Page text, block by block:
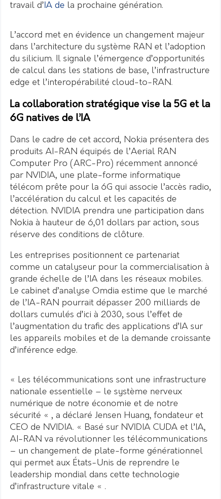
travail d’ IA de la prochaine génération.
L’accord met en évidence un changement majeur
dans l’architecture du système RAN et l’adoption
du silicium. Il signale l’émergence d’opportunités
de calcul dans les stations de base, l’infrastructure
edge et l’interopérabilité cloud-to-RAN.
La collaboration stratégique vise la 5G et la
6G natives de l’IA
Dans le cadre de cet accord, Nokia présentera des
produits AI-RAN équipés de l’Aerial RAN
Computer Pro (ARC-Pro) récemment annoncé
par NVIDIA, une plate-forme informatique
télécom prête pour la 6G qui associe l’accès radio,
l’accélération du calcul et les capacités de
détection. NVIDIA prendra une participation dans
Nokia à hauteur de 6,01 dollars par action, sous
réserve des conditions de clôture.
Les entreprises positionnent ce partenariat
comme un catalyseur pour la commercialisation à
grande échelle de l’IA dans les réseaux mobiles.
Le cabinet d’analyse Omdia estime que le marché
de l’IA-RAN pourrait dépasser 200 milliards de
dollars cumulés d’ici à 2030, sous l’effet de
l’augmentation du trafic des applications d’IA sur
les appareils mobiles et de la demande croissante
d’inférence edge.
« Les télécommunications sont une infrastructure
nationale essentielle – le système nerveux
numérique de notre économie et de notre
sécurité « , a déclaré Jensen Huang, fondateur et
CEO de NVIDIA. « Basé sur NVIDIA CUDA et l’IA,
AI-RAN va révolutionner les télécommunications
– un changement de plate-forme générationnel
qui permet aux États-Unis de reprendre le
leadership mondial dans cette technologie
d’infrastructure vitale « .